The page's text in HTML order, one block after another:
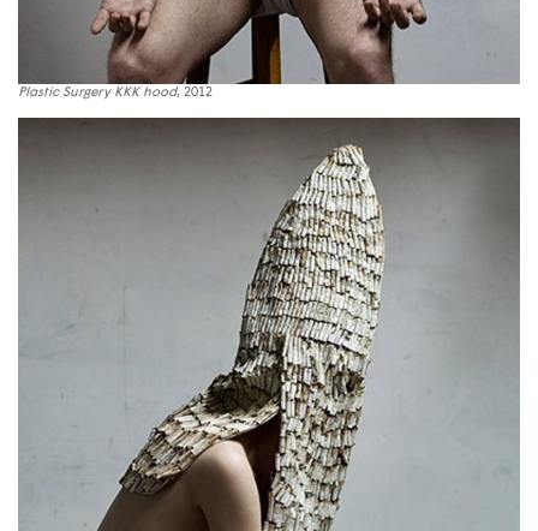
Plastic Surgery KKK hood, 2012